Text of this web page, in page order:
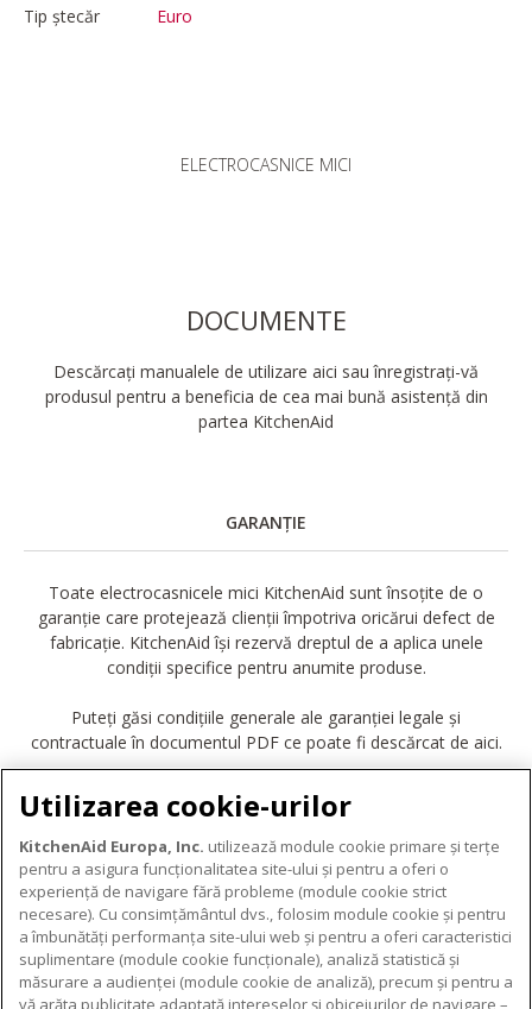
Tip ștecăr
Euro
ELECTROCASNICE MICI
DOCUMENTE
Descărcați manualele de utilizare aici sau înregistrați-vă
produsul pentru a beneficia de cea mai bună asistență din
partea KitchenAid
GARANȚIE
Toate electrocasnicele mici KitchenAid sunt însoțite de o
garanție care protejează clienții împotriva oricărui defect de
fabricație. KitchenAid își rezervă dreptul de a aplica unele
condiții specifice pentru anumite produse.
Puteți găsi condițiile generale ale garanției legale și
contractuale în documentul PDF ce poate fi descărcat de aici.
DESCĂRCARE GARANȚIE
DESPRE KITCHENAID
Despre KitchenAid
PRODUSELE NOASTRE
Utilizarea cookie-urilor
KitchenAid Europa, Inc. utilizează module cookie primare și terțe
pentru a asigura funcționalitatea site-ului și pentru a oferi o
experiență de navigare fără probleme (module cookie strict
necesare). Cu consimțământul dvs., folosim module cookie și pentru
a îmbunătăți performanța site-ului web și pentru a oferi caracteristici
suplimentare (module cookie funcționale), analiză statistică și
măsurare a audienței (module cookie de analiză), precum și pentru a